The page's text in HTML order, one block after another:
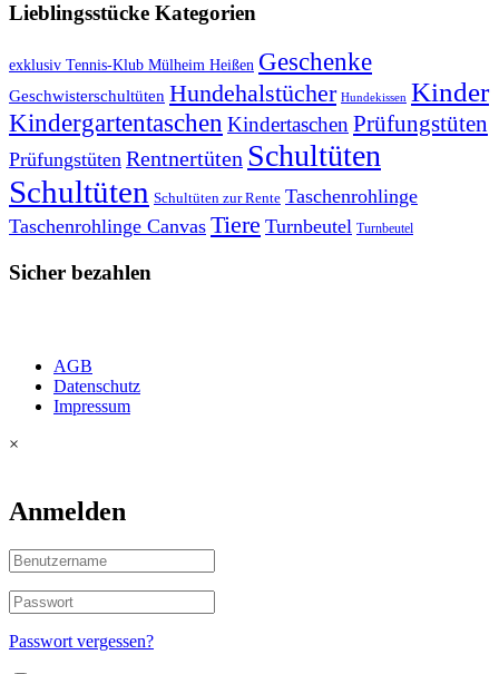
Lieblingsstücke Kategorien
exklusiv Tennis-Klub Mülheim Heißen Geschenke
Geschwisterschultüten Hundehalstücher Hundekissen Kinder
Kindergartentaschen Kindertaschen Prüfungstüten
Prüfungstüten Rentnertüten Schultüten
Schultüten Schultüten zur Rente Taschenrohlinge
Taschenrohlinge Canvas Tiere Turnbeutel Turnbeutel
Sicher bezahlen
AGB
Datenschutz
Impressum
×
Anmelden
Passwort vergessen?